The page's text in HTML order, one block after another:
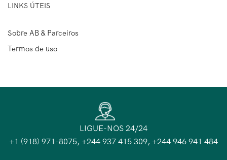
LINKS ÚTEIS
Sobre AB & Parceiros
Termos de uso
LIGUE-NOS 24/24
+1 (918) 971-8075, +244 937 415 309, +244 946 941 484